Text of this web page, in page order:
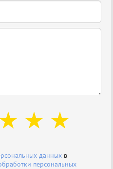
данных в
персональных